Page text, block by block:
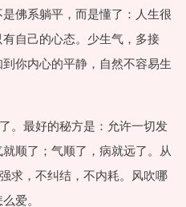
佛系躺平，而是懂了：人生很
自己的心态。少生气，多接
你内心的平静，自然不容易生
。最好的秘方是：允许一切发
顺了；气顺了，病就远了。从
求，不纠结，不内耗。风吹哪
爱。